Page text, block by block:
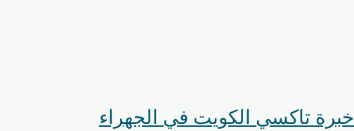
خبرة تاكسي الكويت في الجهراء